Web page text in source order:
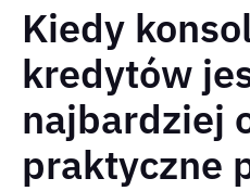
Kiedy
kredytów
najbardziej
praktyczne